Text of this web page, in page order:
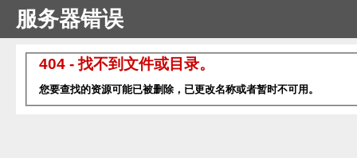
服务器错误
404 - 找不到文件或目录。
您要查找的资源可能已被删除，已更改名称或者暂时不可用。